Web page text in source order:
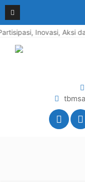
Inovasi, Aksi